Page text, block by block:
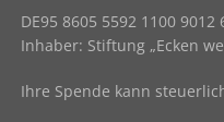
DE95 8605 5592 1100 9012
Inhaber: Stiftung „Ecken
Ihre Spende kann